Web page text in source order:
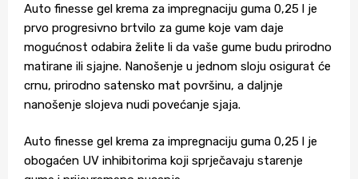
Auto finesse gel krema za impregnaciju guma 0,25 l je
prvo progresivno brtvilo za gume koje vam daje
mogućnost odabira želite li da vaše gume budu prirodno
matirane ili sjajne. Nanošenje u jednom sloju osigurat će
crnu, prirodno satensko mat površinu, a daljnje
nanošenje slojeva nudi povećanje sjaja.
Auto finesse gel krema za impregnaciju guma 0,25 l je
obogaćen UV inhibitorima koji sprječavaju starenje